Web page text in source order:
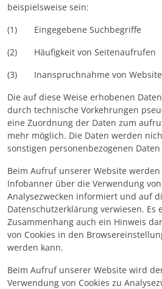
beispielsweise sein:
(1) Eingegebene Suchbegriffe
(2) Häufigkeit von Seitenaufrufen
(3) Inanspruchnahme von
Die auf diese Weise erhobenen
durch technische Vorkehrungen
eine Zuordnung der Daten zum
mehr möglich. Die Daten werden
sonstigen personenbezogenen
Beim Aufruf unserer Website
Infobanner über die Verwendung von
Analysezwecken informiert und auf
Datenschutzerklärung verwiesen. Es
Zusammenhang auch ein Hinweis
von Cookies in den
werden kann.
Beim Aufruf unserer Website wird
Verwendung von Cookies zu